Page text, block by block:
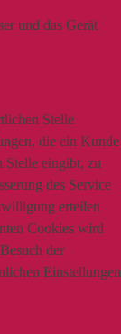
und das Gerät
Stelle
die ein Kunde
Stelle eingibt, zu
des Service
erteilen
Cookies wird
der
Einstellungen